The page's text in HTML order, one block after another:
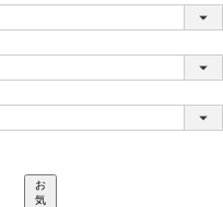
お
気